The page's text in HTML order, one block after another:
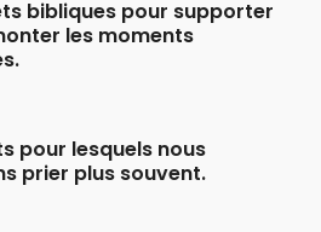
bibliques pour supporter
les moments
pour lesquels nous
prier plus souvent.